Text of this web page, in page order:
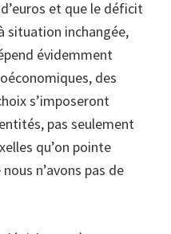
et que le déficit
situation inchangée,
évidemment
des
s’imposeront
pas seulement
qu’on pointe
n’avons pas de